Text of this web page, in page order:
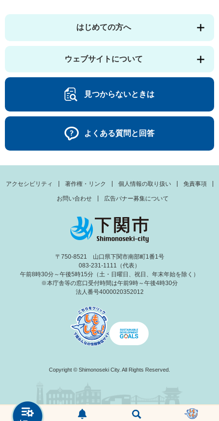
はじめての方へ
ウェブサイトについて
見つからないときは
よくある質問と回答
アクセシビリティ 著作権・リンク 個人情報の取り扱い 免責事項
お問い合わせ 広告バナー募集について
〒750-8521 山口県下関市南部町1番1号
083-231-1111（代表）
午前8時30分～午後5時15分（土・日曜日、祝日、年末年始を除く）
※本庁舎等の窓口受付時間は午前9時～午後4時30分
法人番号4000020352012
Copyright © Shimonoseki City. All Rights Reserved.